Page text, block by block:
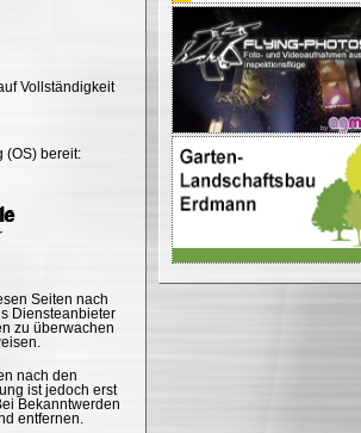
Vollständigkeit
(OS) bereit:
Seiten nach
Diensteanbieter
zu überwachen
nach den
ist jedoch erst
Bekanntwerden
entfernen.